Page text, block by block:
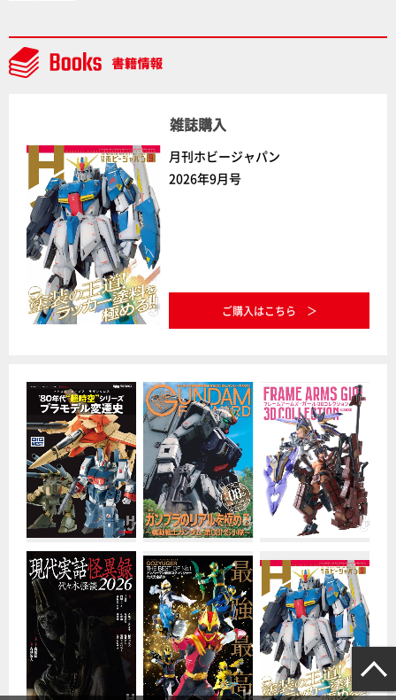
デルコンテスト」～8月17日（月）11:59まで応募受付
中】
雑誌購入
月刊ホビージャパン
2026年9月号
ご購入はこちら